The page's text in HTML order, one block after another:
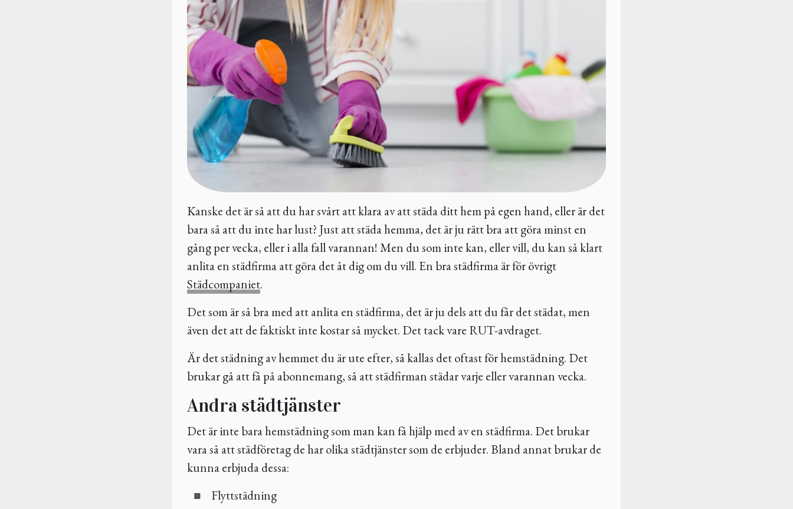
Kanske det är så att du har svårt att klara av att städa ditt hem på egen hand, eller är det
bara så att du inte har lust? Just att städa hemma, det är ju rätt bra att göra minst en
gång per vecka, eller i alla fall varannan! Men du som inte kan, eller vill, du kan så klart
anlita en städfirma att göra det åt dig om du vill. En bra städfirma är för övrigt
Städcompaniet.
Det som är så bra med att anlita en städfirma, det är ju dels att du får det städat, men
även det att de faktiskt inte kostar så mycket. Det tack vare RUT-avdraget.
Är det städning av hemmet du är ute efter, så kallas det oftast för hemstädning. Det
brukar gå att få på abonnemang, så att städfirman städar varje eller varannan vecka.
Andra städtjänster
Det är inte bara hemstädning som man kan få hjälp med av en städfirma. Det brukar
vara så att städföretag de har olika städtjänster som de erbjuder. Bland annat brukar de
kunna erbjuda dessa:
Flyttstädning